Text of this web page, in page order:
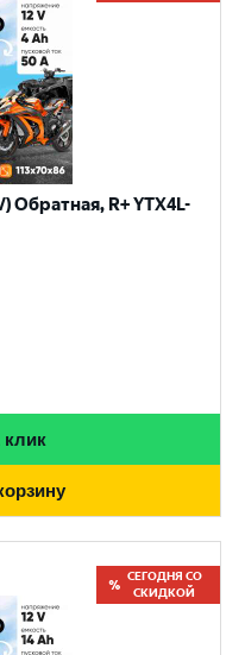
Обратная, R+ YTX4L-
клик
СЕГОДНЯ СО
СКИДКОЙ